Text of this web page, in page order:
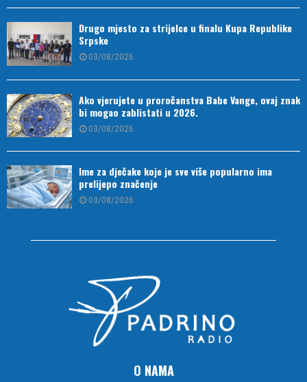
Drugo mjesto za strijelce u finalu Kupa Republike
Srpske
03/08/2026
Ako vjerujete u proročanstva Babe Vange, ovaj znak
bi mogao zablistati u 2026.
03/08/2026
Ime za dječake koje je sve više popularno ima
prelijepo značenje
03/08/2026
O NAMA